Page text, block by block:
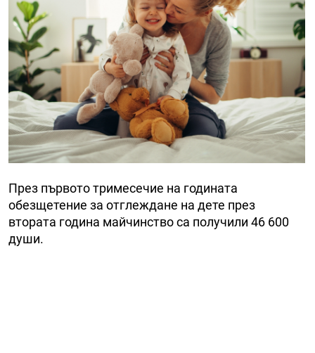
През първото тримесечие на годината
обезщетение за отглеждане на дете през
втората година майчинство са получили 46 600
души.